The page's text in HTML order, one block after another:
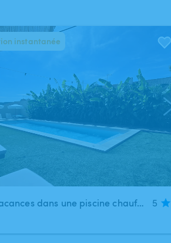
Un air de vacances dans une piscine chauffée 🌞
5
instantanée